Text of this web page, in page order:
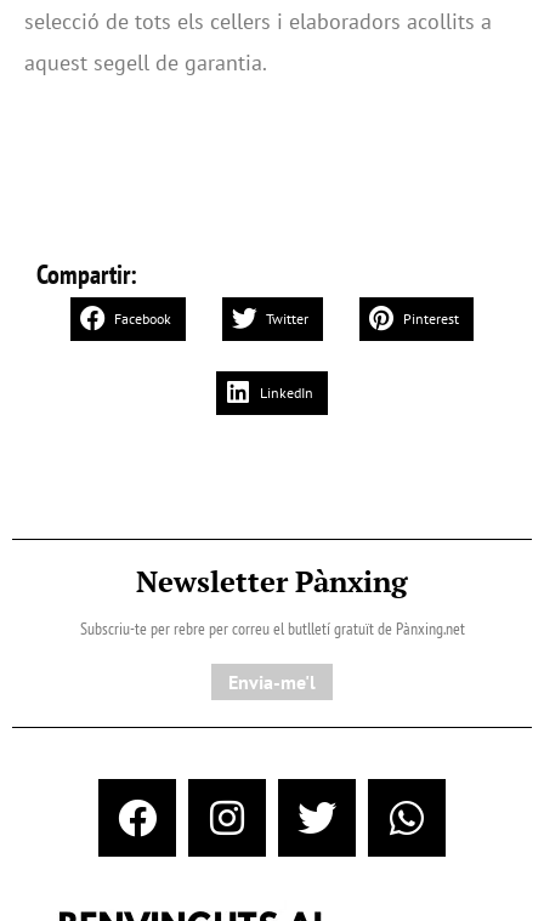
selecció de tots els cellers i elaboradors acollits a
aquest segell de garantia.
Compartir:
Facebook Twitter Pinterest
LinkedIn
Newsletter Pànxing
Subscriu-te per rebre per correu el butlletí gratuït de Pànxing.net​
Envia-me'l